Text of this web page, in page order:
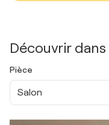
Découvrir
Pièce
Salon